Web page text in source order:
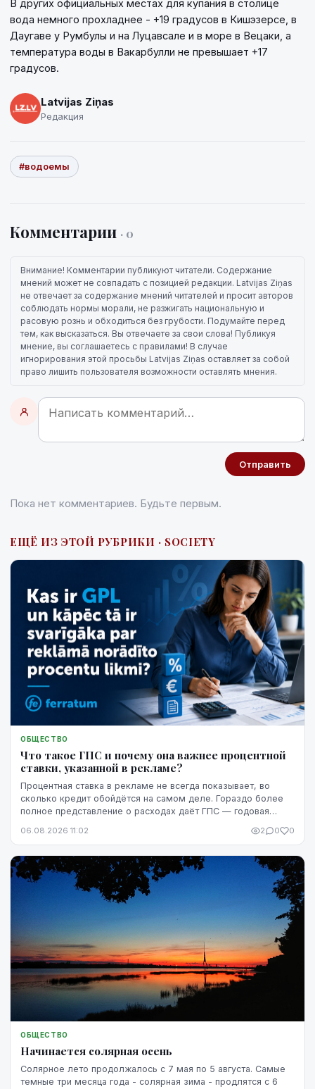
В других официальных местах для купания в столице
вода немного прохладнее - +19 градусов в Кишэзерсе, в
Даугаве у Румбулы и на Луцавсале и в море в Вецаки, а
температура воды в Вакарбулли не превышает +17
градусов.
Latvijas Ziņas
Редакция
#водоемы
Комментарии · 0
Внимание! Комментарии публикуют читатели. Содержание
мнений может не совпадать с позицией редакции. Latvijas Ziņas
не отвечает за содержание мнений читателей и просит авторов
соблюдать нормы морали, не разжигать национальную и
расовую рознь и обходиться без грубости. Подумайте перед
тем, как высказаться. Вы отвечаете за свои слова! Публикуя
мнение, вы соглашаетесь с правилами! В случае
игнорирования этой просьбы Latvijas Ziņas оставляет за собой
право лишить пользователя возможности оставлять мнения.
Отправить
Пока нет комментариев. Будьте первым.
ЕЩЁ ИЗ ЭТОЙ РУБРИКИ · SOCIETY
ОБЩЕСТВО
Что такое ГПС и почему она важнее процентной
ставки, указанной в рекламе?
Процентная ставка в рекламе не всегда показывает, во
сколько кредит обойдётся на самом деле. Гораздо более
полное представление о расходах даёт ГПС — годовая
06.08.2026 11:02 2 0 0
ОБЩЕСТВО
Начинается солярная осень
Солярное лето продолжалось с 7 мая по 5 августа. Самые
темные три месяца года - солярная зима - продлятся с 6